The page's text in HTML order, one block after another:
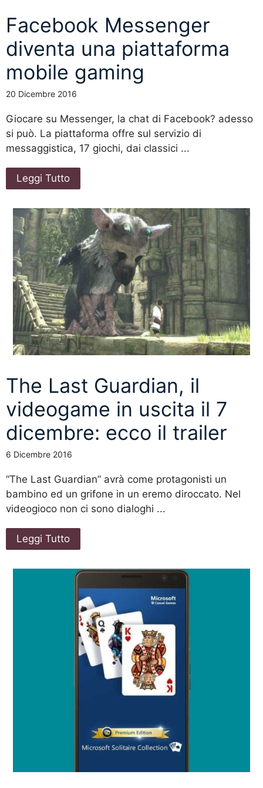
Facebook Messenger
diventa una piattaforma
mobile gaming
20 Dicembre 2016
Giocare su Messenger, la chat di Facebook? adesso
si può. La piattaforma offre sul servizio di
messaggistica, 17 giochi, dai classici ...
Leggi Tutto
The Last Guardian, il
videogame in uscita il 7
dicembre: ecco il trailer
6 Dicembre 2016
“The Last Guardian” avrà come protagonisti un
bambino ed un grifone in un eremo diroccato. Nel
videogioco non ci sono dialoghi ...
Leggi Tutto